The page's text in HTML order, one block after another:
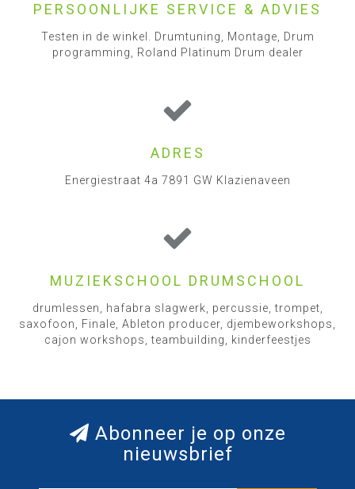
PERSOONLIJKE SERVICE & ADVIES
Testen in de winkel. Drumtuning, Montage, Drum
programming, Roland Platinum Drum dealer
ADRES
Energiestraat 4a 7891 GW Klazienaveen
MUZIEKSCHOOL DRUMSCHOOL
drumlessen, hafabra slagwerk, percussie, trompet,
saxofoon, Finale, Ableton producer, djembeworkshops,
cajon workshops, teambuilding, kinderfeestjes
Abonneer je op onze
nieuwsbrief